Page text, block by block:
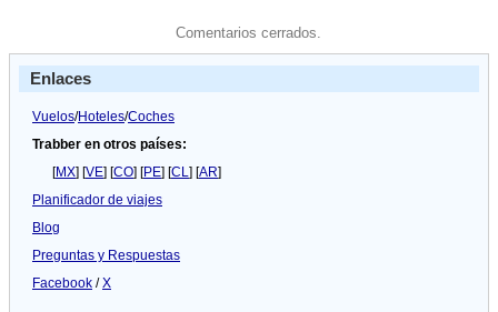
Comentarios cerrados.
Enlaces
Vuelos/Hoteles/Coches
Trabber en otros países:
[MX] [VE] [CO] [PE] [CL] [AR]
Planificador de viajes
Blog
Preguntas y Respuestas
Facebook /X